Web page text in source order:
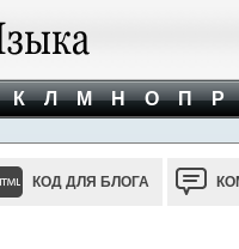
К Л М Н О П Р
КОД ДЛЯ БЛОГА